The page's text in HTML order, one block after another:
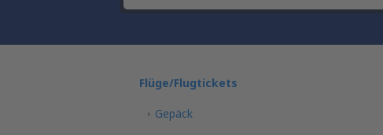
Flüge/Flugtickets
Gepäck